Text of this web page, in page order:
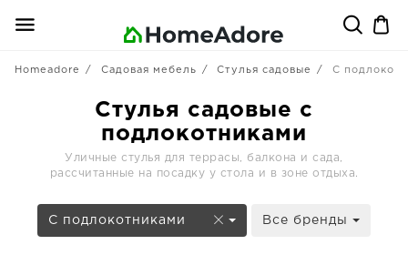
Homeadore Садовая мебель Стулья садовые С
Стулья садовые с
подлокотниками
Уличные стулья для террасы, балкона и сада,
рассчитанные на посадку у стола и в зоне отдыха.
С подлокотниками Все бренды